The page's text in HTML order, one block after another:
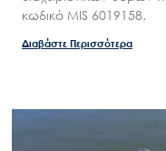
Νέα
κωδικό MIS 6019158.
Διαβάστε Περισσότερα